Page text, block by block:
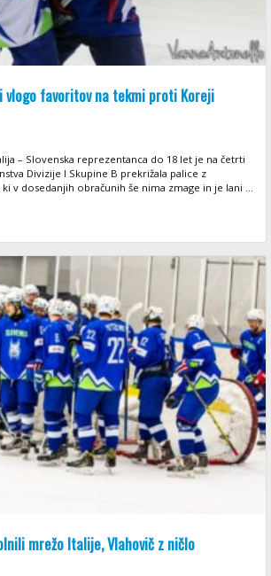
vlogo favoritov na tekmi proti Koreji
– Slovenska reprezentanca do 18 let je na četrti
Divizije I Skupine B prekrižala palice z
v dosedanjih obračunih še nima zmage in je lani ...
mrežo Italije, Vlahovič z ničlo